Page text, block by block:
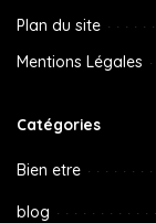
Plan du site
Mentions Légales
Catégories
Bien etre
blog